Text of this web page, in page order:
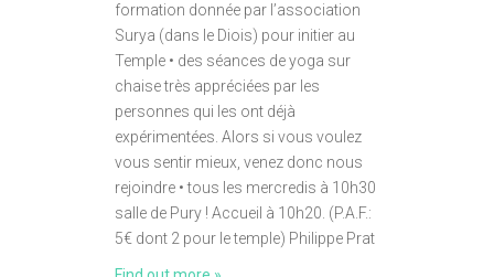
formation donnée par l’association
Surya (dans le Diois) pour initier au
Temple • des séances de yoga sur
chaise très appréciées par les
personnes qui les ont déjà
expérimentées. Alors si vous voulez
vous sentir mieux, venez donc nous
rejoindre • tous les mercredis à 10h30
salle de Pury ! Accueil à 10h20. (P.A.F.:
5€ dont 2 pour le temple) Philippe Prat